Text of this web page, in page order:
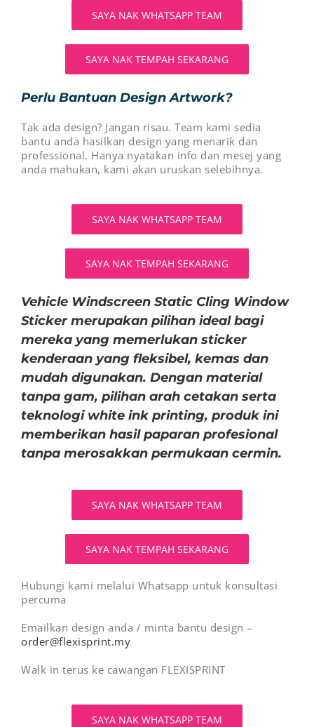
SAYA NAK WHATSAPP TEAM
SAYA NAK TEMPAH SEKARANG
Perlu Bantuan Design Artwork?
Tak ada design? Jangan risau. Team kami sedia
bantu anda hasilkan design yang menarik dan
professional. Hanya nyatakan info dan mesej yang
anda mahukan, kami akan uruskan selebihnya.
SAYA NAK WHATSAPP TEAM
SAYA NAK TEMPAH SEKARANG
Vehicle Windscreen Static Cling Window
Sticker merupakan pilihan ideal bagi
mereka yang memerlukan sticker
kenderaan yang fleksibel, kemas dan
mudah digunakan. Dengan material
tanpa gam, pilihan arah cetakan serta
teknologi white ink printing, produk ini
memberikan hasil paparan profesional
tanpa merosakkan permukaan cermin.
SAYA NAK WHATSAPP TEAM
SAYA NAK TEMPAH SEKARANG
Hubungi kami melalui Whatsapp untuk konsultasi
percuma
Emailkan design anda / minta bantu design –
order@flexisprint.my
Walk in terus ke cawangan FLEXISPRINT
SAYA NAK WHATSAPP TEAM